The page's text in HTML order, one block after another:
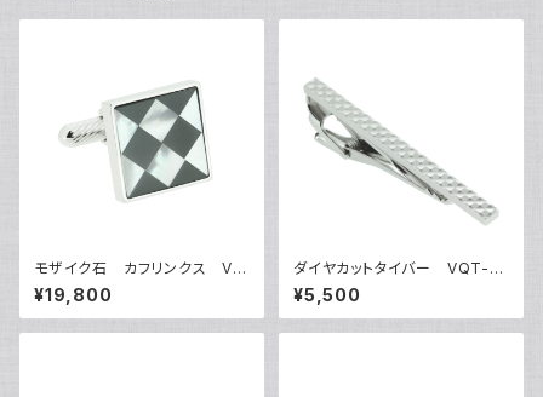
モザイク石 カフリンクス VQ
C-1501B
¥19,800
ダイヤカットタイバー VQT-0
333
¥5,500